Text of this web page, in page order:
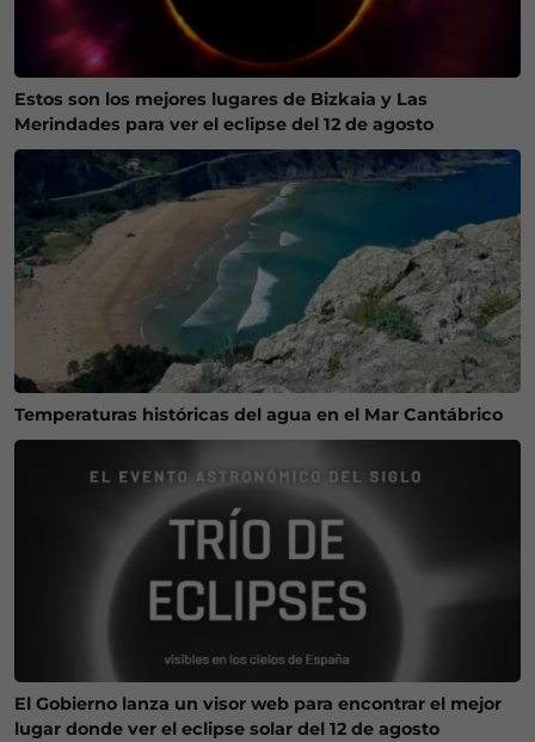
Estos son los mejores lugares de Bizkaia y Las
Merindades para ver el eclipse del 12 de agosto
Temperaturas históricas del agua en el Mar Cantábrico
El Gobierno lanza un visor web para encontrar el mejor
lugar donde ver el eclipse solar del 12 de agosto